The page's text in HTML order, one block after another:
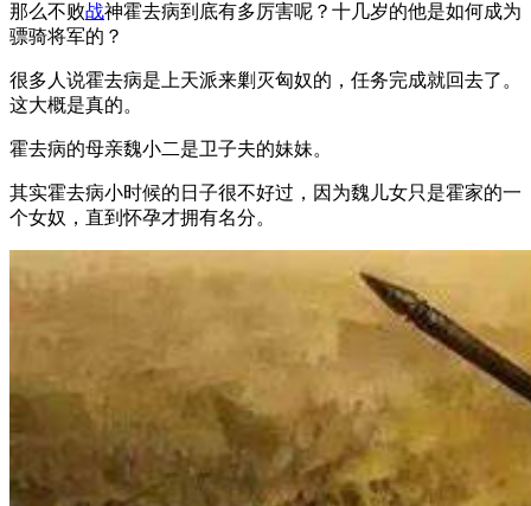
那么不败战神霍去病到底有多厉害呢？十几岁的他是如何成为
骠骑将军的？
很多人说霍去病是上天派来剿灭匈奴的，任务完成就回去了。
这大概是真的。
霍去病的母亲魏小二是卫子夫的妹妹。
其实霍去病小时候的日子很不好过，因为魏儿女只是霍家的一
个女奴，直到怀孕才拥有名分。